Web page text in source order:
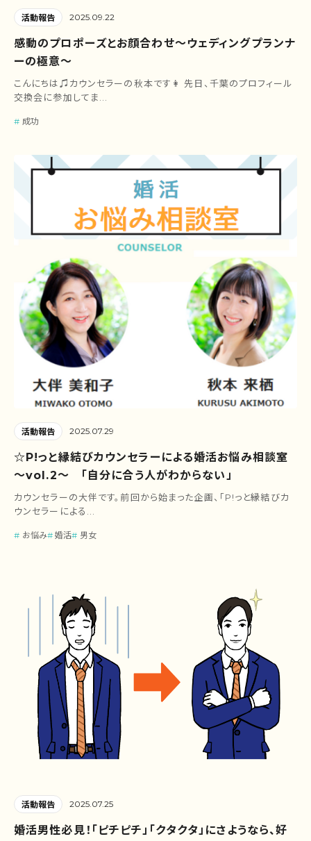
活動報告 2025.09.22
感動のプロポーズとお顔合わせ～ウェディングプランナ
ーの極意～
こんにちは♫カウンセラーの秋本です👩 先日、千葉のプロフィール
交換会に参加してま...
成功
活動報告 2025.07.29
☆P!っと縁結びカウンセラーによる婚活お悩み相談室
～vol.2～ 「自分に合う人がわからない」
カウンセラーの大伴です。前回から始まった企画、「P!っと縁結びカ
ウンセラーによる...
お悩み 婚活 男女
活動報告 2025.07.25
婚活男性必見！「ピチピチ」「クタクタ」にさようなら、好